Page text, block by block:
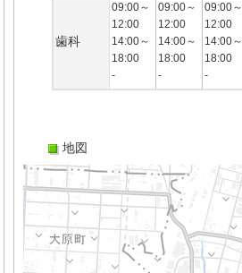
歯科
09:00～
12:00
14:00～
18:00
-
09:00～
12:00
14:00～
18:00
-
09:00～
12:00
14:00～
18:00
-
地図